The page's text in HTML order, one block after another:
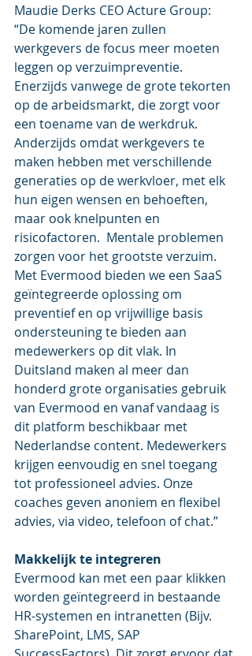
Maudie Derks CEO Acture Group:
“De komende jaren zullen
werkgevers de focus meer moeten
leggen op verzuimpreventie.
Enerzijds vanwege de grote tekorten
op de arbeidsmarkt, die zorgt voor
een toename van de werkdruk.
Anderzijds omdat werkgevers te
maken hebben met verschillende
generaties op de werkvloer, met elk
hun eigen wensen en behoeften,
maar ook knelpunten en
risicofactoren.  Mentale problemen
zorgen voor het grootste verzuim.
Met Evermood bieden we een SaaS
geïntegreerde oplossing om
preventief en op vrijwillige basis
ondersteuning te bieden aan
medewerkers op dit vlak. In
Duitsland maken al meer dan
honderd grote organisaties gebruik
van Evermood en vanaf vandaag is
dit platform beschikbaar met
Nederlandse content. Medewerkers
krijgen eenvoudig en snel toegang
tot professioneel advies. Onze
coaches geven anoniem en flexibel
advies, via video, telefoon of chat.”
Makkelijk te integreren
Evermood kan met een paar klikken
worden geïntegreerd in bestaande
HR-systemen en intranetten (Bijv.
SharePoint, LMS, SAP